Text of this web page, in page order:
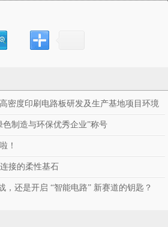
密度印刷电路板研发及生产基地项目环境
色制造与环保优秀企业”称号
！
接的柔性基石
，还是开启 “智能电路” 新赛道的钥匙？